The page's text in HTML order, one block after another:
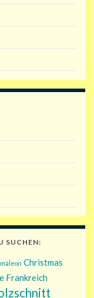
SUCHEN:
Christmas
Frankreich